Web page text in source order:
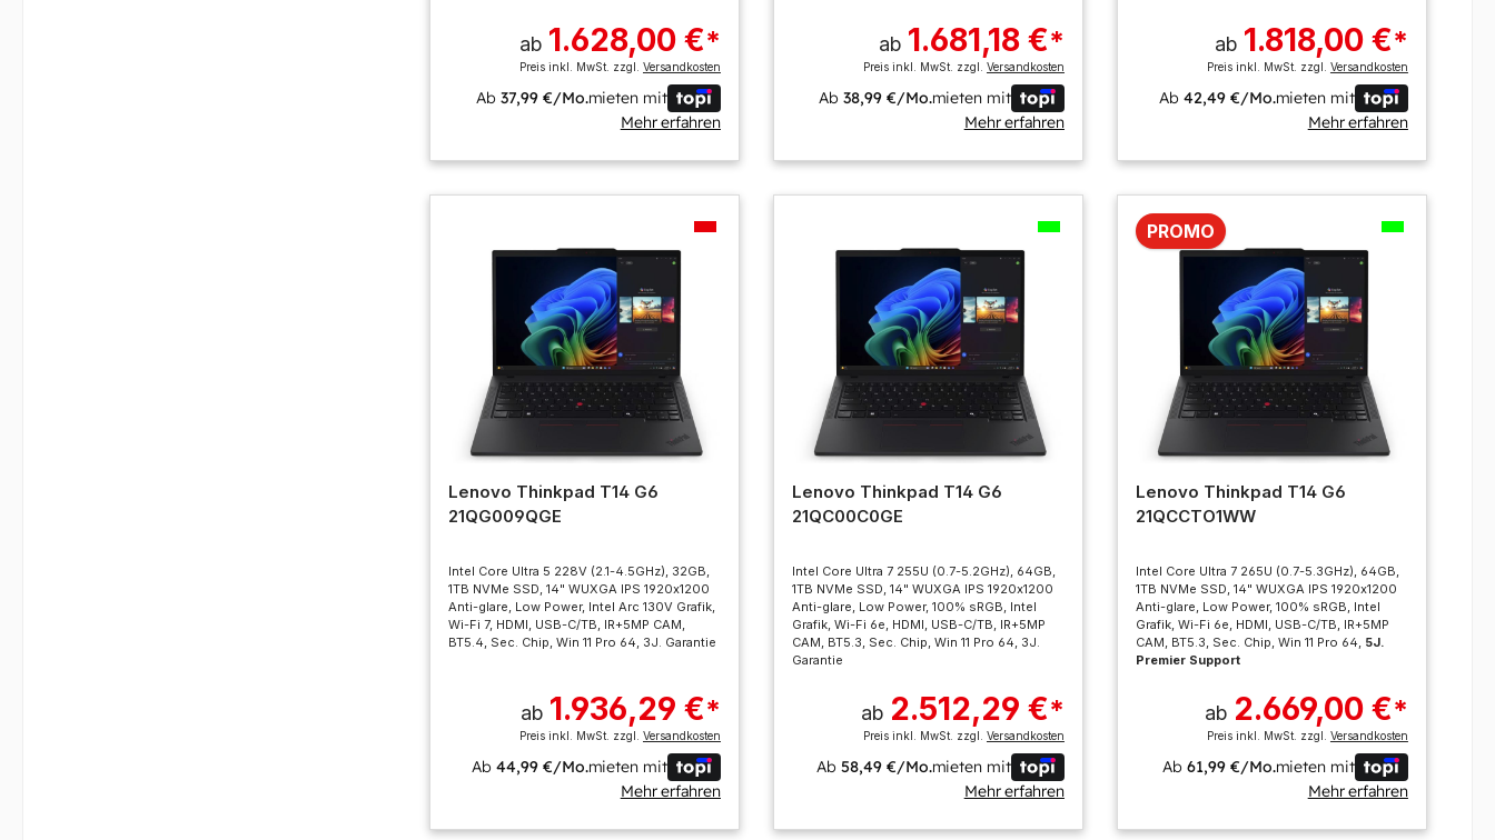
ab 1.628,00 €*
Preis inkl. MwSt. zzgl. Versandkosten
Ab37,99 €/Mo.mieten mit
Mehr erfahren
ab 1.681,18 €*
Preis inkl. MwSt. zzgl. Versandkosten
Ab38,99 €/Mo.mieten mit
Mehr erfahren
ab 1.818,00 €*
Preis inkl. MwSt. zzgl. Versandkosten
Ab42,49 €/Mo.mieten mit
Mehr erfahren
Lenovo Thinkpad T14 G6
21QG009QGE
Intel Core Ultra 5 228V (2.1-4.5GHz), 32GB,
1TB NVMe SSD, 14" WUXGA IPS 1920x1200
Anti-glare, Low Power, Intel Arc 130V Grafik,
Wi-Fi 7, HDMI, USB-C/TB, IR+5MP CAM,
BT5.4, Sec. Chip, Win 11 Pro 64, 3J. Garantie
ab 1.936,29 €*
Preis inkl. MwSt. zzgl. Versandkosten
Ab44,99 €/Mo.mieten mit
Mehr erfahren
Lenovo Thinkpad T14 G6
21QC00C0GE
Intel Core Ultra 7 255U (0.7-5.2GHz), 64GB,
1TB NVMe SSD, 14" WUXGA IPS 1920x1200
Anti-glare, Low Power, 100% sRGB, Intel
Grafik, Wi-Fi 6e, HDMI, USB-C/TB, IR+5MP
CAM, BT5.3, Sec. Chip, Win 11 Pro 64, 3J.
Garantie
ab 2.512,29 €*
Preis inkl. MwSt. zzgl. Versandkosten
Ab58,49 €/Mo.mieten mit
Mehr erfahren
PROMO
Lenovo Thinkpad T14 G6
21QCCTO1WW
Intel Core Ultra 7 265U (0.7-5.3GHz), 64GB,
1TB NVMe SSD, 14" WUXGA IPS 1920x1200
Anti-glare, Low Power, 100% sRGB, Intel
Grafik, Wi-Fi 6e, HDMI, USB-C/TB, IR+5MP
CAM, BT5.3, Sec. Chip, Win 11 Pro 64, 5J.
Premier Support
ab 2.669,00 €*
Preis inkl. MwSt. zzgl. Versandkosten
Ab61,99 €/Mo.mieten mit
Mehr erfahren